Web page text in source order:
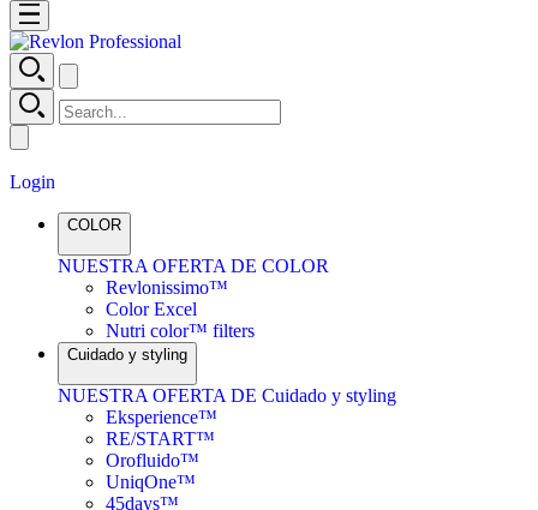
Login
COLOR
NUESTRA OFERTA DE COLOR
Revlonissimo™
Color Excel
Nutri color™ filters
Cuidado y styling
NUESTRA OFERTA DE Cuidado y styling
Eksperience™
RE/START™
Orofluido™
UniqOne™
45days™